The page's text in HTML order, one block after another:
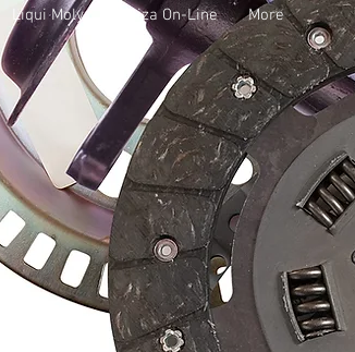
Liqui Moly Cotiza On-Line More